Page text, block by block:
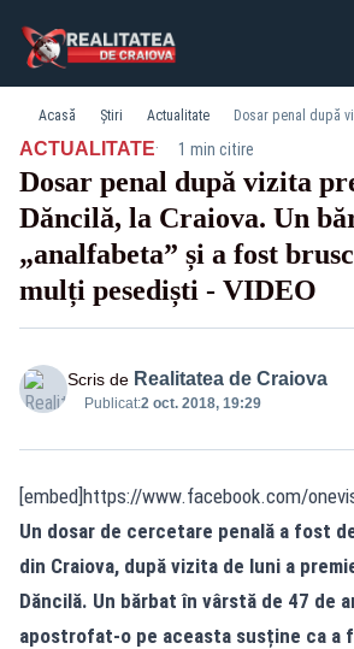
Acasă Știri Actualitate
ACTUALITATE· 1 min citire
Dosar penal după vizita
Dăncilă, la Craiova. Un
„analfabeta” și a fost
mulți pesediști - VIDEO
Scris de Realitatea de Craiova
Publicat:2 oct. 2018, 19:29
[embed]https://www.facebook.com/
Un dosar de cercetare penală a fost
din Craiova, după vizita de luni a
Dăncilă. Un bărbat în vârstă de 47 de
apostrofat-o pe aceasta susține ca a